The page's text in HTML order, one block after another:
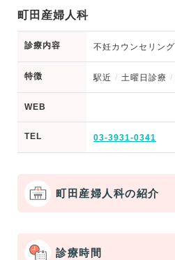
町田産婦人科
診療内容 不妊カウンセリング
特徴 駅近 土曜日診療
WEB
TEL 03-3931-0341
町田産婦人科の紹介
診療時間